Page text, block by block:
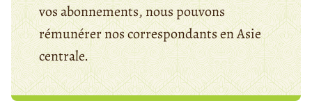
vos abonnements, nous pouvons
rémunérer nos correspondants en Asie
centrale.